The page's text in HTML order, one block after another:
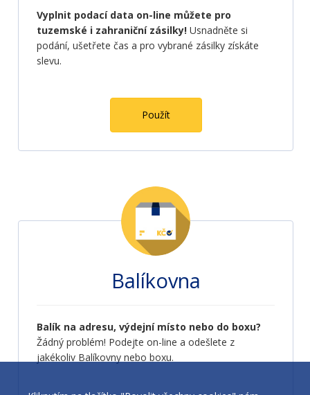
Vyplnit podací data on-line můžete pro
tuzemské i zahraniční zásilky! Usnadněte si
podání, ušetřete čas a pro vybrané zásilky získáte
slevu.
Použít
Balíkovna
Balík na adresu, výdejní místo nebo do boxu?
Žádný problém! Podejte on-line a odešlete z
jakékoliv Balíkovny nebo boxu.